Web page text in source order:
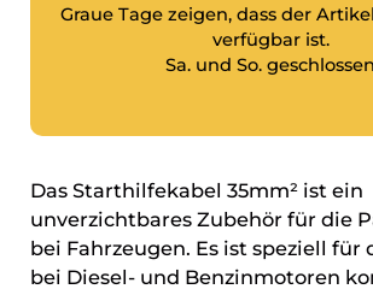
Graue Tage zeigen, dass der
verfügbar ist.
Sa. und So. geschlossen
Das Starthilfekabel 35mm² ist ein
unverzichtbares Zubehör für die
bei Fahrzeugen. Es ist speziell für
bei Diesel- und Benzinmotoren